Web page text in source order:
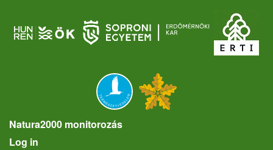
Natura2000 monitorozás
User account menu
Log in